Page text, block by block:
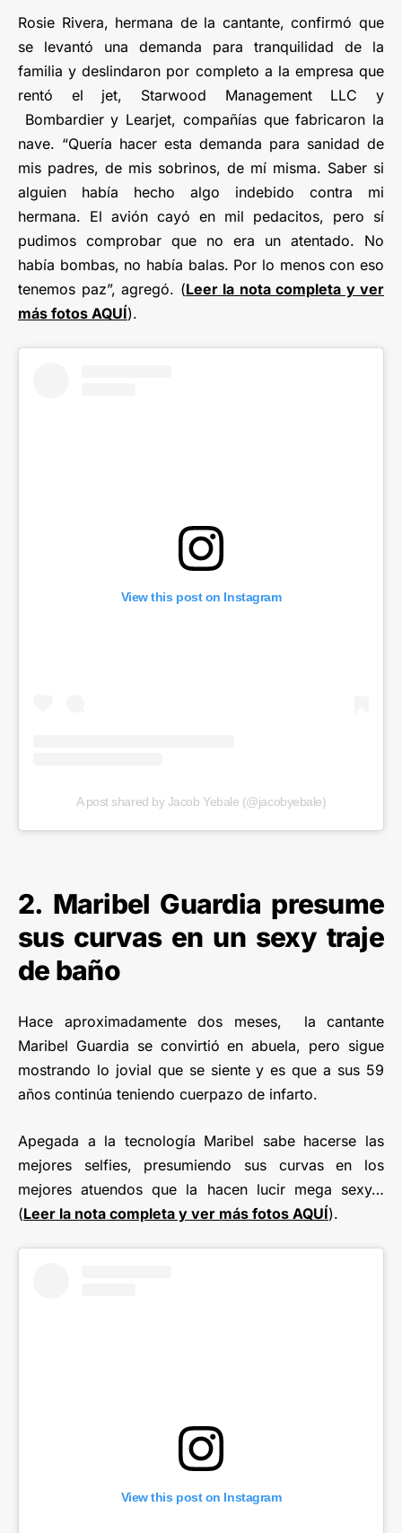
Rosie Rivera, hermana de la cantante, confirmó que
se levantó una demanda para tranquilidad de la
familia y deslindaron por completo a la empresa que
rentó el jet, Starwood Management LLC y
Bombardier y Learjet, compañías que fabricaron la
nave. “Quería hacer esta demanda para sanidad de
mis padres, de mis sobrinos, de mí misma. Saber si
alguien había hecho algo indebido contra mi
hermana. El avión cayó en mil pedacitos, pero sí
pudimos comprobar que no era un atentado. No
había bombas, no había balas. Por lo menos con eso
tenemos paz”, agregó. (Leer la nota completa y ver
más fotos AQUÍ).
View this post on Instagram
A post shared by Jacob Yebale (@jacobyebale)
2. Maribel Guardia presume
sus curvas en un sexy traje
de baño
Hace aproximadamente dos meses, la cantante
Maribel Guardia se convirtió en abuela, pero sigue
mostrando lo jovial que se siente y es que a sus 59
años continúa teniendo cuerpazo de infarto.
Apegada a la tecnología Maribel sabe hacerse las
mejores selfies, presumiendo sus curvas en los
mejores atuendos que la hacen lucir mega sexy…
(Leer la nota completa y ver más fotos AQUÍ).
View this post on Instagram